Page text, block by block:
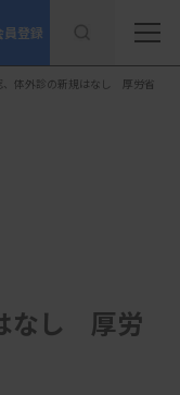
員登録
、体外診の新規はなし 厚労省
なし 厚労